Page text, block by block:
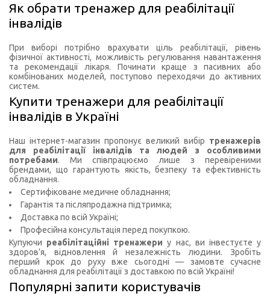
Як обрати тренажер для реабілітації
інвалідів
При виборі потрібно врахувати ціль реабілітації, рівень
фізичної активності, можливість регулювання навантаження
та рекомендації лікаря. Починати краще з пасивних або
комбінованих моделей, поступово переходячи до активних
систем.
Купити тренажери для реабілітації
інвалідів в Україні
Наш інтернет-магазин пропонує великий вибір тренажерів
для реабілітації інвалідів та людей з особливими
потребами. Ми співпрацюємо лише з перевіреними
брендами, що гарантують якість, безпеку та ефективність
обладнання.
Сертифіковане медичне обладнання;
Гарантія та післяпродажна підтримка;
Доставка по всій Україні;
Професійна консультація перед покупкою.
Купуючи реабілітаційні тренажери у нас, ви інвестуєте у
здоров’я, відновлення й незалежність людини. Зробіть
перший крок до руху вже сьогодні — замовте сучасне
обладнання для реабілітації з доставкою по всій Україні!
Популярні запити користувачів